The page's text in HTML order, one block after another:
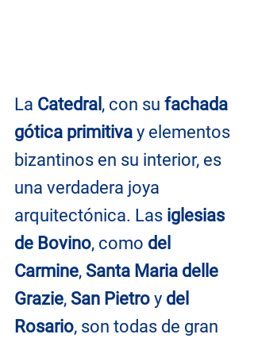
La Catedral , con su fachada
gótica primitiva y elementos
bizantinos en su interior, es
una verdadera joya
arquitectónica. Las iglesias
de Bovino, como del
Carmine, Santa Maria delle
Grazie, San Pietro y del
Rosario, son todas de gran